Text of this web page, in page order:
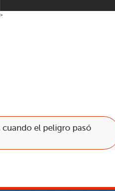
>
cuando el peligro pasó